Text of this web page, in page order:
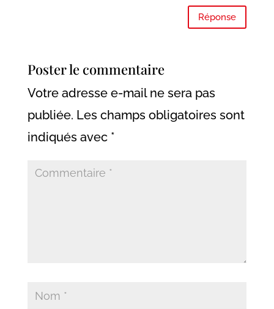
Réponse
Poster le commentaire
Votre adresse e-mail ne sera pas
publiée. Les champs obligatoires sont
indiqués avec *